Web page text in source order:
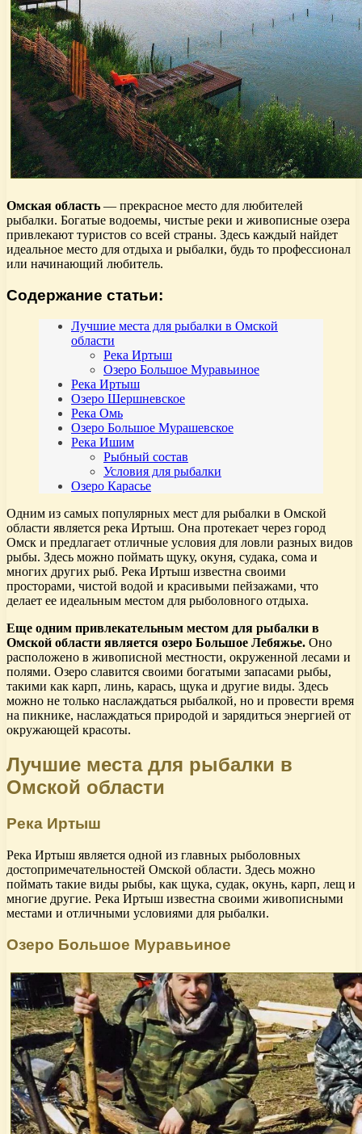
Омская область — прекрасное место для любителей
рыбалки. Богатые водоемы, чистые реки и живописные озера
привлекают туристов со всей страны. Здесь каждый найдет
идеальное место для отдыха и рыбалки, будь то профессионал
или начинающий любитель.
Содержание статьи:
Лучшие места для рыбалки в Омской
области
Река Иртыш
Озеро Большое Муравьиное
Река Иртыш
Озеро Шершневское
Река Омь
Озеро Большое Мурашевское
Река Ишим
Рыбный состав
Условия для рыбалки
Озеро Карасье
Одним из самых популярных мест для рыбалки в Омской
области является река Иртыш. Она протекает через город
Омск и предлагает отличные условия для ловли разных видов
рыбы. Здесь можно поймать щуку, окуня, судака, сома и
многих других рыб. Река Иртыш известна своими
просторами, чистой водой и красивыми пейзажами, что
делает ее идеальным местом для рыболовного отдыха.
Еще одним привлекательным местом для рыбалки в
Омской области является озеро Большое Лебяжье. Оно
расположено в живописной местности, окруженной лесами и
полями. Озеро славится своими богатыми запасами рыбы,
такими как карп, линь, карась, щука и другие виды. Здесь
можно не только наслаждаться рыбалкой, но и провести время
на пикнике, наслаждаться природой и зарядиться энергией от
окружающей красоты.
Лучшие места для рыбалки в
Омской области
Река Иртыш
Река Иртыш является одной из главных рыболовных
достопримечательностей Омской области. Здесь можно
поймать такие виды рыбы, как щука, судак, окунь, карп, лещ и
многие другие. Река Иртыш известна своими живописными
местами и отличными условиями для рыбалки.
Озеро Большое Муравьиное